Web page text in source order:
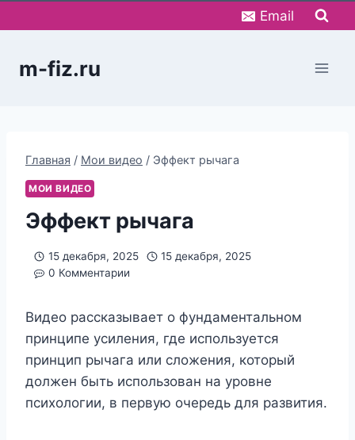
к
Email
m-fiz.ru
Главная / Мои видео / Эффект рычага
МОИ ВИДЕО
Эффект рычага
15 декабря, 2025
15 декабря, 2025
0 Комментарии
Видео рассказывает о фундаментальном
принципе усиления, где используется
принцип рычага или сложения, который
должен быть использован на уровне
психологии, в первую очередь для развития.